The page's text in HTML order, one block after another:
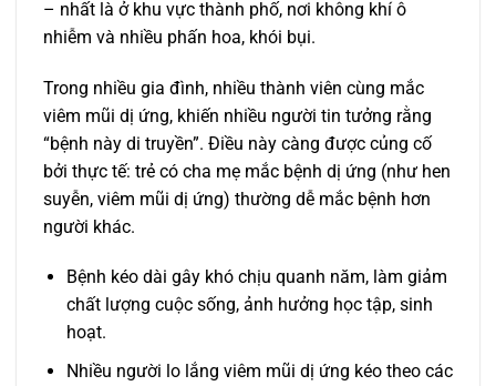
– nhất là ở khu vực thành phố, nơi không khí ô
nhiễm và nhiều phấn hoa, khói bụi.
Trong nhiều gia đình, nhiều thành viên cùng mắc
viêm mũi dị ứng, khiến nhiều người tin tưởng rằng
“bệnh này di truyền”. Điều này càng được củng cố
bởi thực tế: trẻ có cha mẹ mắc bệnh dị ứng (như hen
suyễn, viêm mũi dị ứng) thường dễ mắc bệnh hơn
người khác.
Bệnh kéo dài gây khó chịu quanh năm, làm giảm
chất lượng cuộc sống, ảnh hưởng học tập, sinh
hoạt.
Nhiều người lo lắng viêm mũi dị ứng kéo theo các